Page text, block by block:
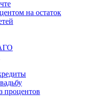
на остаток
процентов